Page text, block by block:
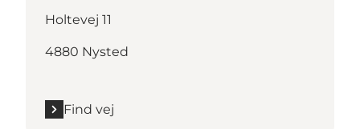
Holtevej 11
4880 Nysted
Find vej